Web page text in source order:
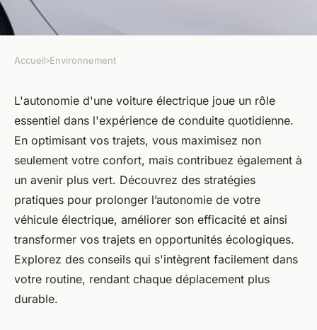
Autonomie voiture électrique :
boostez vos trajets quotidiens
Maxence•1 janvier 2025•3 min de lecture
Accueil›Environnement
L'autonomie d'une voiture électrique joue un rôle
essentiel dans l'expérience de conduite quotidienne.
En optimisant vos trajets, vous maximisez non
seulement votre confort, mais contribuez également à
un avenir plus vert. Découvrez des stratégies
pratiques pour prolonger l’autonomie de votre
véhicule électrique, améliorer son efficacité et ainsi
transformer vos trajets en opportunités écologiques.
Explorez des conseils qui s'intègrent facilement dans
votre routine, rendant chaque déplacement plus
durable.